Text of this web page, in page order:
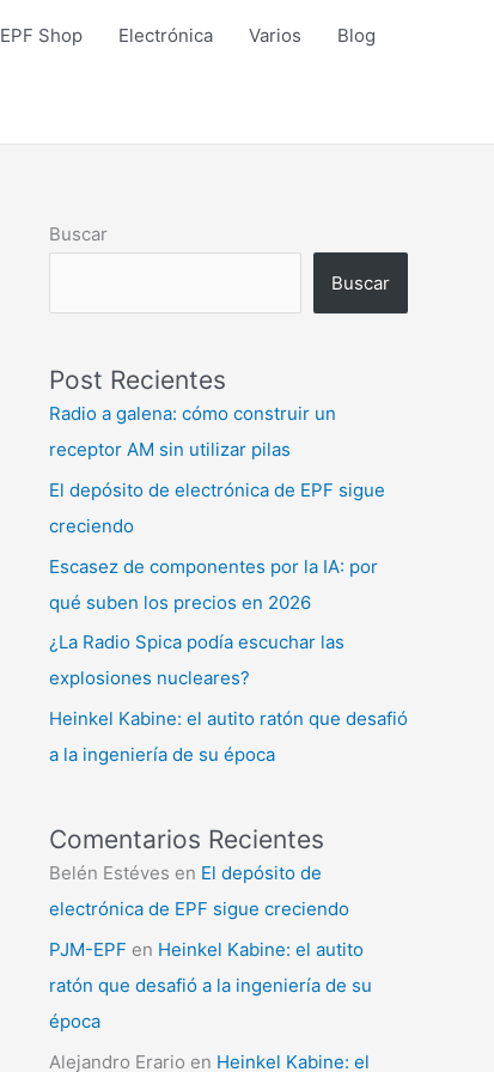
EPF Shop Electrónica Varios Blog
Buscar
Buscar
Post Recientes
Radio a galena: cómo construir un
receptor AM sin utilizar pilas
El depósito de electrónica de EPF sigue
creciendo
Escasez de componentes por la IA: por
qué suben los precios en 2026
¿La Radio Spica podía escuchar las
explosiones nucleares?
Heinkel Kabine: el autito ratón que desafió
a la ingeniería de su época
Comentarios Recientes
Belén Estéves en El depósito de
electrónica de EPF sigue creciendo
PJM-EPF en Heinkel Kabine: el autito
ratón que desafió a la ingeniería de su
época
Alejandro Erario en Heinkel Kabine: el